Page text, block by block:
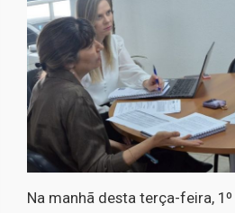
Na manhã desta terça-feira,